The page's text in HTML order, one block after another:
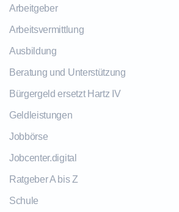
Arbeitgeber
Arbeitsvermittlung
Ausbildung
Beratung und Unterstützung
Bürgergeld ersetzt Hartz IV
Geldleistungen
Jobbörse
Jobcenter.digital
Ratgeber A bis Z
Schule